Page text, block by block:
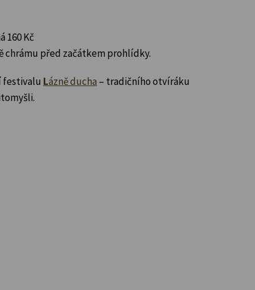
160 Kč
chrámu před začátkem prohlídky.
festivalu Lázně ducha – tradičního otvíráku